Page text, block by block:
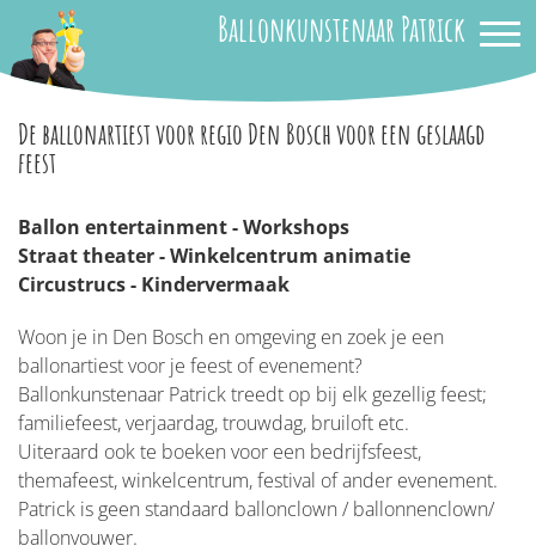
Ballonkunstenaar Patrick
De ballonartiest voor regio Den Bosch voor een geslaagd
feest
Ballon entertainment - Workshops
Straat theater - Winkelcentrum animatie
Circustrucs - Kindervermaak
Woon je in Den Bosch en omgeving en zoek je een
ballonartiest voor je feest of evenement?
Ballonkunstenaar Patrick treedt op bij elk gezellig feest;
familiefeest, verjaardag, trouwdag, bruiloft etc.
Uiteraard ook te boeken voor een bedrijfsfeest,
themafeest, winkelcentrum, festival of ander evenement.
Patrick is geen standaard ballonclown / ballonnenclown/
ballonvouwer.